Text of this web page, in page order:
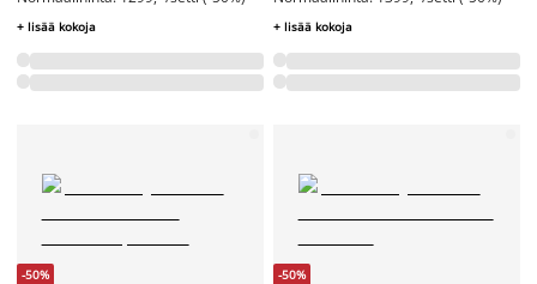
+ lisää kokoja + lisää kokoja
-50% -50%